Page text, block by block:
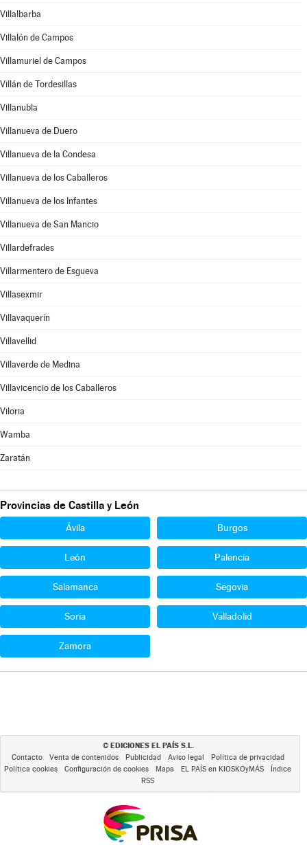
Villalbarba
Villalón de Campos
Villamuriel de Campos
Villán de Tordesillas
Villanubla
Villanueva de Duero
Villanueva de la Condesa
Villanueva de los Caballeros
Villanueva de los Infantes
Villanueva de San Mancio
Villardefrades
Villarmentero de Esgueva
Villasexmir
Villavaquerín
Villavellid
Villaverde de Medina
Villavicencio de los Caballeros
Viloria
Wamba
Zaratán
Provincias de Castilla y León
Ávila Burgos
León Palencia
Salamanca Segovia
Soria Valladolid
Zamora
© EDICIONES EL PAÍS S.L.
Contacto Venta de contenidos Publicidad Aviso legal
Política de privacidad
Política cookies
Configuración de cookies Mapa EL PAÍS en KIOSKOyMÁS
Índice
RSS